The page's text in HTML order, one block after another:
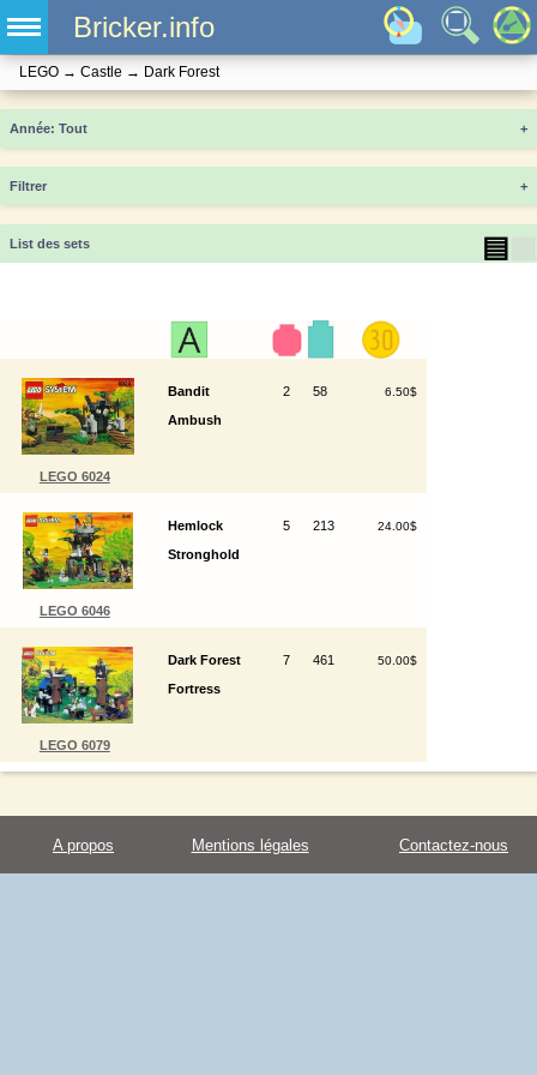
Bricker.info
LEGO → Castle → Dark Forest
Année +
Filtrer +
List des sets ▤
LEGO 6024
Bandit
Ambush
2 58 6.50$
LEGO 6046
Hemlock
Stronghold
5 213 24.00$
LEGO 6079
Dark Forest
Fortress
7 461 50.00$
A propos Mentions légales Contactez-nous